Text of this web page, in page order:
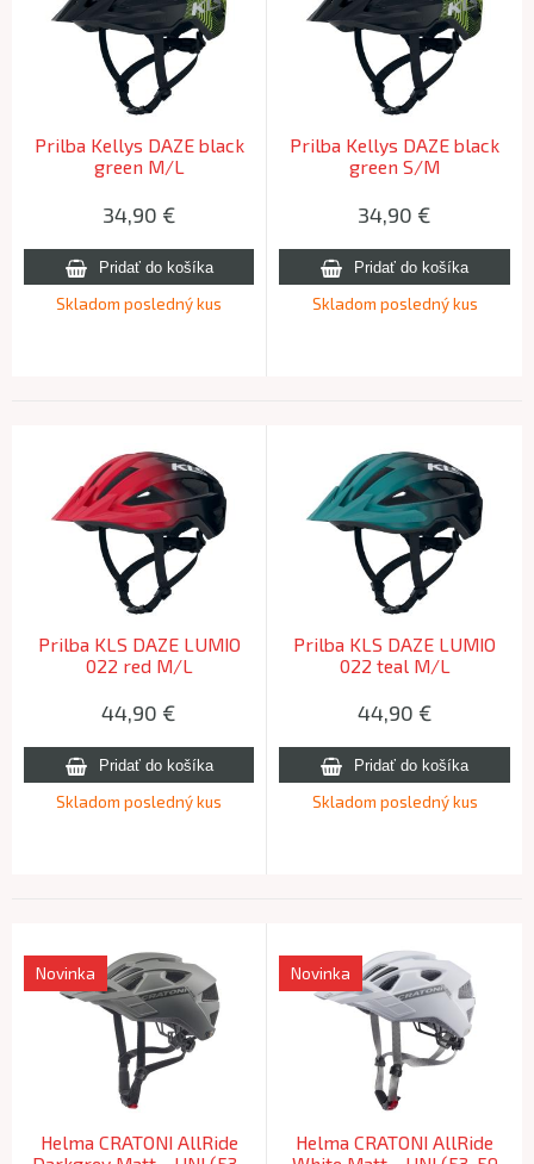
Prilba Kellys DAZE black
green M/L
34,90 €
Skladom posledný kus
Prilba Kellys DAZE black
green S/M
34,90 €
Skladom posledný kus
Prilba KLS DAZE LUMIO
022 red M/L
44,90 €
Skladom posledný kus
Prilba KLS DAZE LUMIO
022 teal M/L
44,90 €
Skladom posledný kus
Helma CRATONI AllRide
Novinka
Helma CRATONI AllRide
Novinka